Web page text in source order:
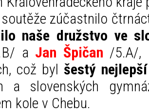
zúčastnilo
naše družstvo ve
a Jan Špičan /5.A/,
což byl šestý
a slovenských
kole v Chebu.